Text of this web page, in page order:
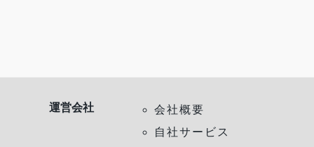
運営会社
会社概要
自社サービス